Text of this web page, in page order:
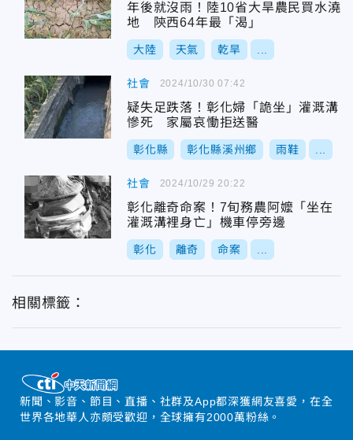
年後就沒雨！陸10省大旱農民買水澆
地 陝西64年最「渴」
大陸 天氣 乾旱
社會
疑失足跌落！彰化婦「詭坐」灌溉溝
慘死 家屬哀慟拒送醫
彰化縣 彰化縣溪州鄉 雨鞋
2024/10/30 07:42
社會
彰化離奇命案！7旬務農阿嬤「坐在
灌溉溝裡身亡」機車停旁邊
彰化 離奇 命案
2024/10/29 20:22
相關標籤：
新聞、影音、節目、直播、社群及App都深獲網友喜愛，在全
世界各地華人亦頗受歡迎，全球擁有2000萬粉絲。